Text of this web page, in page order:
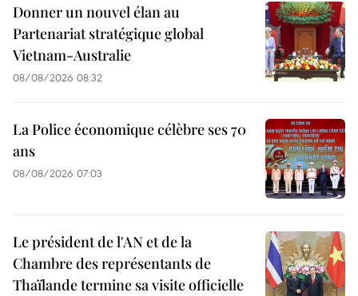
Donner un nouvel élan au
Partenariat stratégique global
Vietnam-Australie
08/08/2026 08:32
La Police économique célèbre ses 70
ans
08/08/2026 07:03
Le président de l'AN et de la
Chambre des représentants de
Thaïlande termine sa visite officielle